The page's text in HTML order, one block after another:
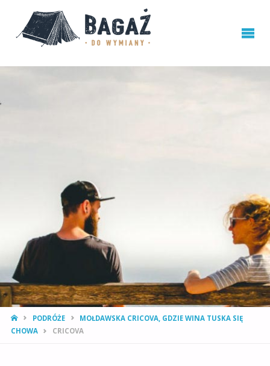
STRONA
GŁÓWNA
PODRÓŻE
MOŁDAWSKA CRICOVA, GDZIE WINA TUSKA SIĘ
CHOWA
CRICOVA